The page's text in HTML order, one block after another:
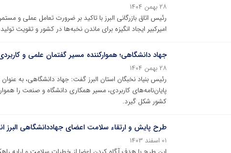
۲۸ بهمن ۱۴۰۴
رئیس اتاق بازرگانی البرز با تاکید بر ضرورت تعامل عملی
امیرکبیر ایجاد انگیزه برای ماندن نخبه‌ها در کشور و تقویت
جهاد دانشگاهی؛ هموارکننده مسیر گفتمان علمی و
۲۸ بهمن ۱۴۰۴
رئیس بنیاد نخبگان استان البرز گفت: جهاد دانشگاهی، به
پایان‌نامه‌های کاربردی، مسیر همکاری دانشگاه و صنعت را
کشور شکل گیرد.
طرح پایش و ارتقاء سلامت اعضای جهاددانشگاهی البرز
۰۱ اسفند ۱۴۰۳